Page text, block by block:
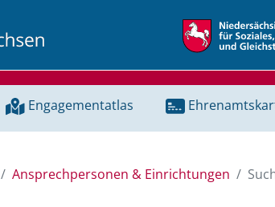
Engagementatlas
Ansprechpersonen & Einrichtungen